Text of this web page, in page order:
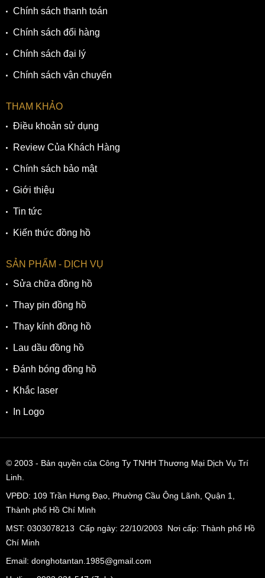
Chính sách thanh toán
Chính sách đổi hàng
Chính sách đại lý
Chính sách vận chuyển
THAM KHẢO
Điều khoản sử dụng
Review Của Khách Hàng
Chính sách bảo mật
Giới thiệu
Tin tức
Kiến thức đồng hồ
SẢN PHẨM - DỊCH VỤ
Sửa chữa đồng hồ
Thay pin đồng hồ
Thay kính đồng hồ
Lau dầu đồng hồ
Đánh bóng đồng hồ
Khắc laser
In Logo
© 2003 - Bản quyền của Công Ty TNHH Thương Mại Dịch Vụ Trí
Linh.
VPĐD: 109 Trần Hưng Đạo, Phường Cầu Ông Lãnh, Quận 1,
Thành phố Hồ Chí Minh
MST: 0303078213 Cấp ngày: 22/10/2003 Nơi cấp: Thành phố Hồ
Chí Minh
Email: donghotantan.1985@gmail.com